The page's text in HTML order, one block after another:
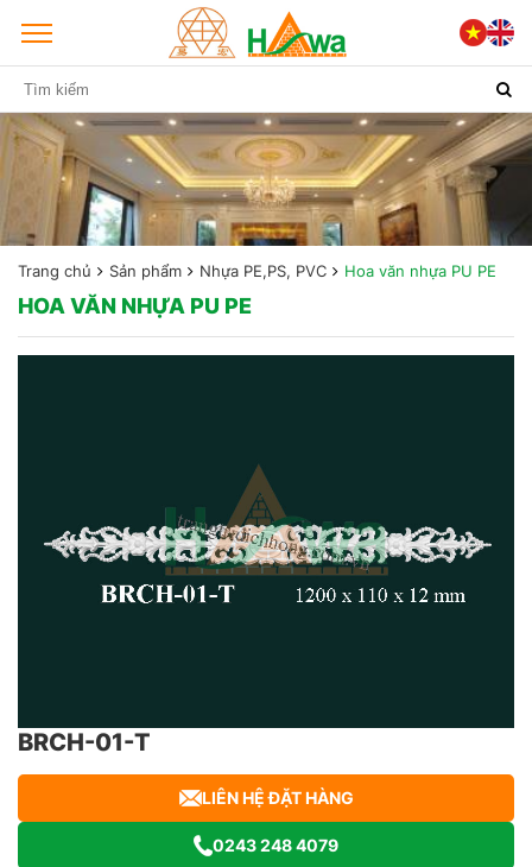
Trang chủ Sản phẩm Nhựa PE,PS, PVC Hoa văn nhựa PU PE
HOA VĂN NHỰA PU PE
BRCH-01-T
LIÊN HỆ ĐẶT HÀNG
0243 248 4079